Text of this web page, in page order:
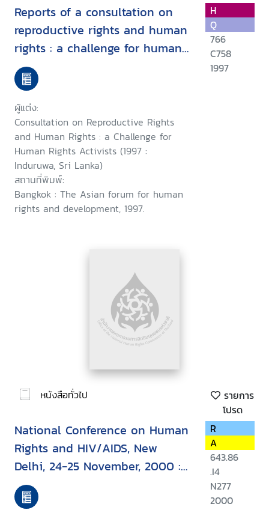
Reports of a consultation on
reproductive rights and human
rights : a challenge for human
rights activists : Induruwa, Sri
Lanka, 28-30 January 1997 ;
and, a consultation on
woman's rights as human
rights : a challenge for human
rights activists, Induruwa, Sri
Lanka,1-4 February 1997
ผู้แต่ง:
Consultation on Reproductive Rights
and Human Rights : a Challenge for
Human Rights Activists (1997 :
Induruwa, Sri Lanka)
สถานที่พิมพ์:
Bangkok : The Asian forum for human
rights and development, 1997.
H
Q
766
C758
1997
หนังสือทั่วไป
รายการ
โปรด
National Conference on Human
Rights and HIV/AIDS, New
Delhi, 24-25 November, 2000 :
report
R
A
643.86
.I4
N277
2000